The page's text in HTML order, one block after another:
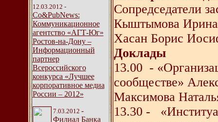
12.03.2012 -
Со&PubNews:
Коммуникационное
агентство «АГТ-Юг»
Ростов-на-Дону –
Информационный
партнер
Всероссийского
конкурса «Лучшее
корпоративное медиа
России – 2012»
7.03.2012 -
Филиал Банка
Сопредседатели
Кыштымова
Хасан Борис
Доклады
13.00 -
сообществе»
Максимова
13.30 -